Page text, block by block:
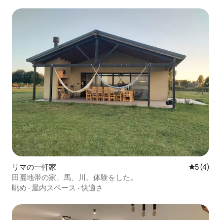
リマの一軒家 レビュー
5 (4)
田園地帯の家、馬、川。体験をした。
眺め · 屋内スペース ·快適さ